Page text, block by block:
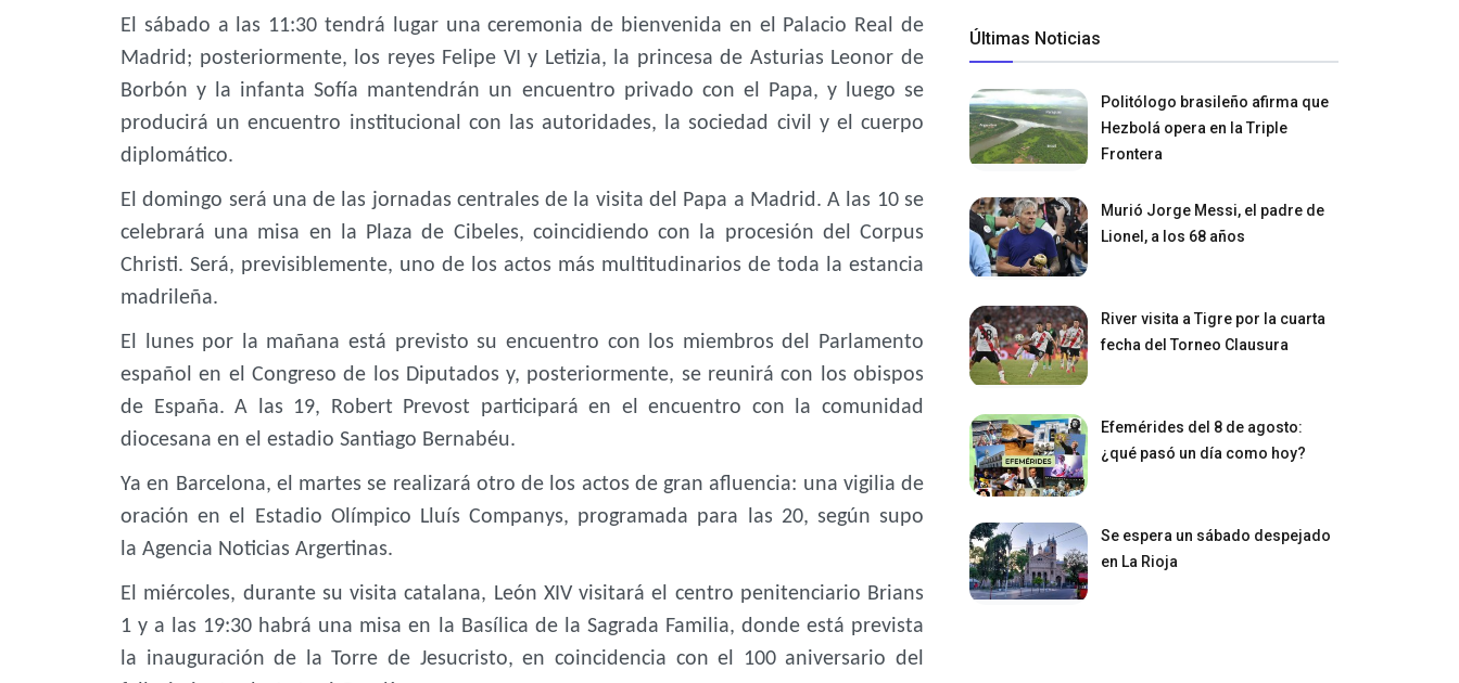
El sábado a las 11:30 tendrá lugar una ceremonia de bienvenida en el Palacio Real de
Madrid; posteriormente, los reyes Felipe VI y Letizia, la princesa de Asturias Leonor de
Borbón y la infanta Sofía mantendrán un encuentro privado con el Papa, y luego se
producirá un encuentro institucional con las autoridades, la sociedad civil y el cuerpo
diplomático.
El domingo será una de las jornadas centrales de la visita del Papa a Madrid. A las 10 se
celebrará una misa en la Plaza de Cibeles, coincidiendo con la procesión del Corpus
Christi. Será, previsiblemente, uno de los actos más multitudinarios de toda la estancia
madrileña.
El lunes por la mañana está previsto su encuentro con los miembros del Parlamento
español en el Congreso de los Diputados y, posteriormente, se reunirá con los obispos
de España. A las 19, Robert Prevost participará en el encuentro con la comunidad
diocesana en el estadio Santiago Bernabéu.
Ya en Barcelona, el martes se realizará otro de los actos de gran afluencia: una vigilia de
oración en el Estadio Olímpico Lluís Companys, programada para las 20, según supo
la Agencia Noticias Argertinas.
El miércoles, durante su visita catalana, León XIV visitará el centro penitenciario Brians
1 y a las 19:30 habrá una misa en la Basílica de la Sagrada Familia, donde está prevista
la inauguración de la Torre de Jesucristo, en coincidencia con el 100 aniversario del
Últimas Noticias
Politólogo brasileño afirma que
Hezbolá opera en la Triple
Frontera
Murió Jorge Messi, el padre de
Lionel, a los 68 años
River visita a Tigre por la cuarta
fecha del Torneo Clausura
Efemérides del 8 de agosto:
¿qué pasó un día como hoy?
Se espera un sábado despejado
en La Rioja